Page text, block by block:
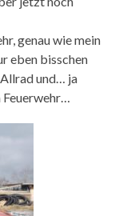
genau wie mein
eben bisschen
Allrad und… ja
Feuerwehr…